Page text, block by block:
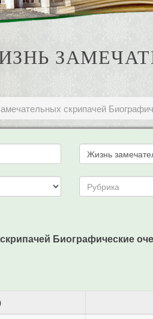
скрипачей
Биографические